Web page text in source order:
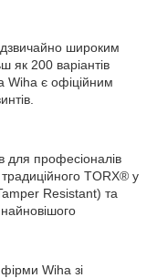
широким
як 200 варіантів
Wiha є офіційним
для професіоналів
TORX® у
Resistant) та
Wiha зі